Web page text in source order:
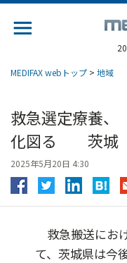
MEDIFAX webトップ > 地域
救急選定療養、
化図る 茨城
2025年5月20日 4:30
救急搬送にお
て、茨城県は今